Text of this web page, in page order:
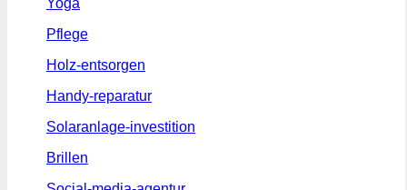
Yoga
Pflege
Holz-entsorgen
Handy-reparatur
Solaranlage-investition
Brillen